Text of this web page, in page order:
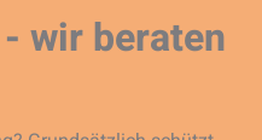
wir beraten